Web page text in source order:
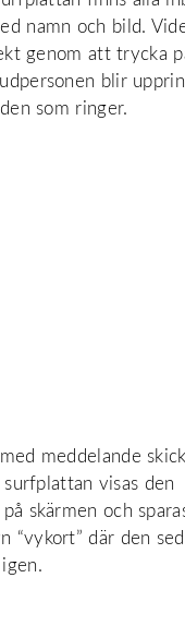
namn och bild.
genom att trycka
blir
som ringer.
meddelande
visas den
skärmen och
“vykort” där den